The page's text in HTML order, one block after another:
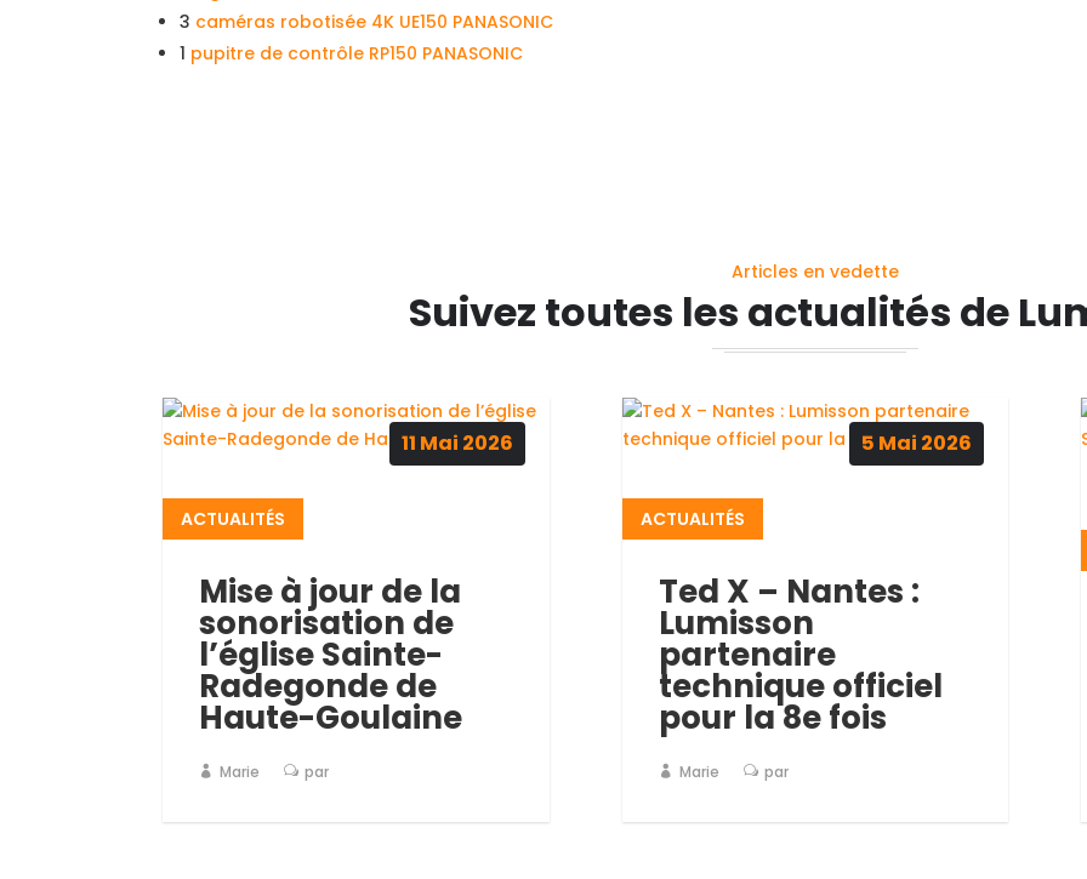
3 caméras robotisée 4K UE150 PANASONIC
1 pupitre de contrôle RP150 PANASONIC
Articles en vedette
Suivez toutes les actualités de
Mise à jour de la
sonorisation de
l’église Sainte-
Radegonde de
Haute-Goulaine
ACTUALITÉS
Marie par
11 Mai 2026
Ted X – Nantes :
Lumisson
partenaire
technique officiel
pour la 8e fois
ACTUALITÉS
Marie par
5 Mai 2026